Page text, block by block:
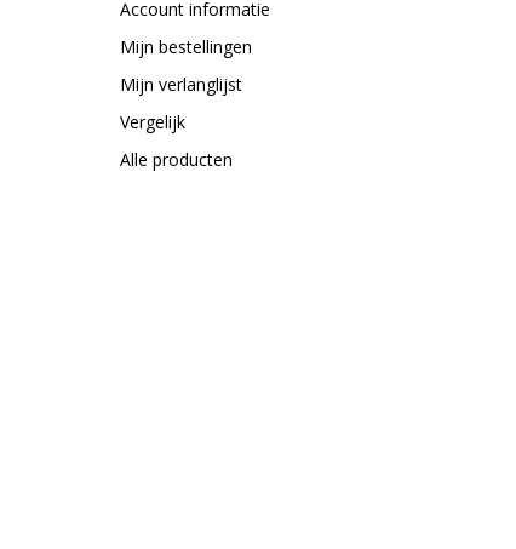
Account informatie
Mijn bestellingen
Mijn verlanglijst
Vergelijk
Alle producten